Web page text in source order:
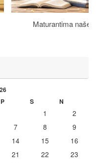
Maturantima naše
P S N
1
2
7 8
9
14 15
16
21 22
23